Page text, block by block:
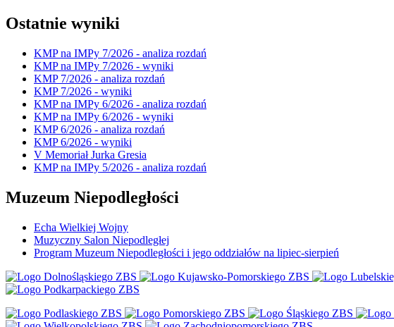
Ostatnie wyniki
KMP na IMPy 7/2026 - analiza rozdań
KMP na IMPy 7/2026 - wyniki
KMP 7/2026 - analiza rozdań
KMP 7/2026 - wyniki
KMP na IMPy 6/2026 - analiza rozdań
KMP na IMPy 6/2026 - wyniki
KMP 6/2026 - analiza rozdań
KMP 6/2026 - wyniki
V Memoriał Jurka Gresia
KMP na IMPy 5/2026 - analiza rozdań
Muzeum Niepodległości
Echa Wielkiej Wojny
Muzyczny Salon Niepodległej
Program Muzeum Niepodległości i jego oddziałów na lipiec-sierpień